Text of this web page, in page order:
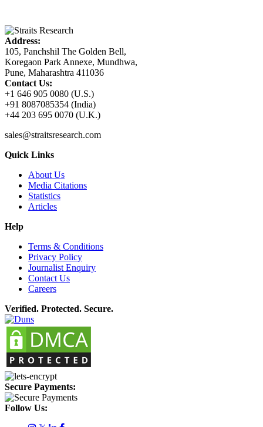
Address:
105, Panchshil The Golden Bell,
Koregaon Park Annexe, Mundhwa,
Pune, Maharashtra 411036
Contact Us:
+1 646 905 0080 (U.S.)
+91 8087085354 (India)
+44 203 695 0070 (U.K.)
sales@straitsresearch.com
Quick Links
About Us
Media Citations
Statistics
Articles
Help
Terms & Conditions
Privacy Policy
Journalist Enquiry
Contact Us
Careers
Verified. Protected. Secure.
Secure Payments:
Follow Us: